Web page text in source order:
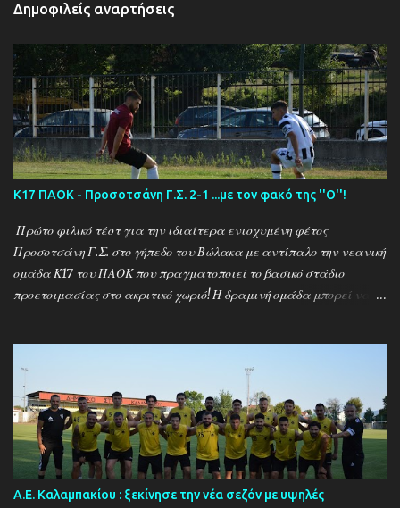
Δημοφιλείς αναρτήσεις
Κ17 ΠΑΟΚ - Προσοτσάνη Γ.Σ. 2-1 ...με τον φακό της ''Ο''!
Πρώτο φιλικό τέστ για την ιδιαίτερα ενισχυμένη φέτος
Προσοτσάνη Γ.Σ. στο γήπεδο του Βώλακα με αντίπαλο την νεανική
ομάδα Κ17 του ΠΑΟΚ που πραγματοποιεί το βασικό στάδιο
προετοιμασίας στο ακριτικό χωριό! Η δραμινή ομάδα μπορεί να
κινήσεις και σίγουρα θέλει τον απαραίτητο χρόνο για να ''δέσει''
ως σύνολο , με τον ''Ψηλό'' Γιάννη Ιωαννίδη να δίνει χρόνο
συμμετοχής σε όλους τους διαθέσιμους ποδοσφαιριστές.. Ο ΠΑΟΚ
προηγήθηκε με τον Ζέκα ωστόσο ο Μουρατίδης στο 30΄έφερε το
ματς στα ίσα για την δραμινή ομάδα (1-1) το οποίο και ήταν σκορ
ημιχρόνου... Στην επανάληψη οι δύο ομάδες έκαναν αρκετές
Α.Ε. Καλαμπακίου : ξεκίνησε την νέα σεζόν με υψηλές